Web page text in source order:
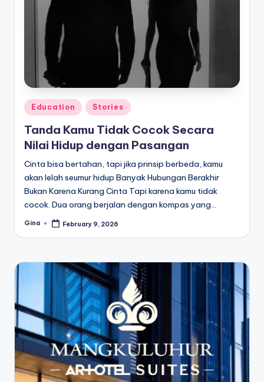
Posted
in
Education Stories
Tanda Kamu Tidak Cocok Secara
Nilai Hidup dengan Pasangan
Cinta bisa bertahan, tapi jika prinsip berbeda, kamu
akan lelah seumur hidup Banyak Hubungan Berakhir
Bukan Karena Kurang Cinta Tapi karena kamu tidak
cocok. Dua orang berjalan dengan kompas yang…
Posted
Gina February 9, 2026